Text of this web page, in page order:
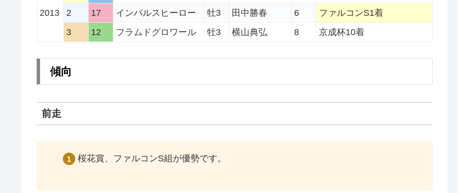
2013
2
17 インパルスヒーロー 牡3 田中勝春 6
ファルコンS1着
3
12 フラムドグロワール 牡3 横山典弘 8 京成杯10着
傾向
前走
桜花賞、ファルコンS組が優勢です。